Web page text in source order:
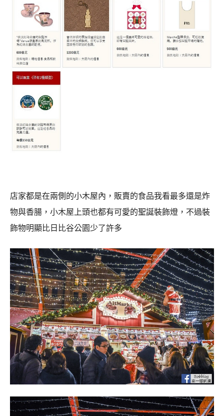
店家都是在兩側的小木屋內，販賣的食品我看最多還是炸
物與香腸，小木屋上頭也都有可愛的聖誕裝飾燈，不過裝
飾物明顯比日比谷公園少了許多